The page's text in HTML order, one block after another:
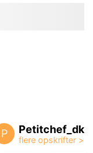
P Petitchef_dk